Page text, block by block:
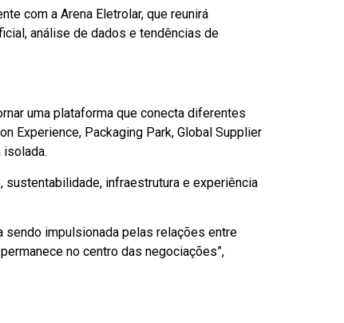
com a Arena Eletrolar, que reunirá
análise de dados e tendências de
uma plataforma que conecta diferentes
Experience, Packaging Park, Global Supplier
infraestrutura e experiência
sendo impulsionada pelas relações entre
no centro das negociações”,